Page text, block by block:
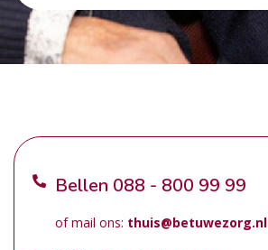
Bellen 088 - 800 99 99
of mail ons: thuis@betuwezorg.nl